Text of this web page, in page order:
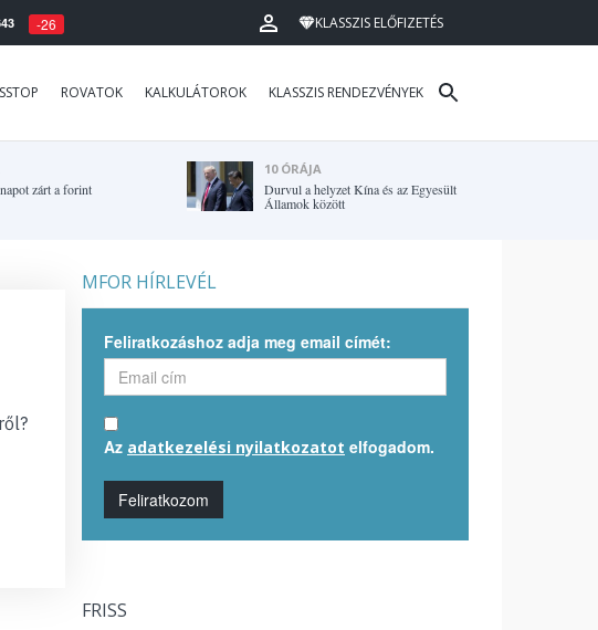
-26 KLASSZIS ELŐFIZETÉS
ROVATOK KALKULÁTOROK KLASSZIS RENDEZVÉNYEK
zárt a forint
10 ÓRÁJA
Durvul a helyzet Kína és az Egyesült
Államok között
MFOR HÍRLEVÉL
Feliratkozáshoz adja meg email címét:
Az adatkezelési nyilatkozatot elfogadom.
Feliratkozom
FRISS